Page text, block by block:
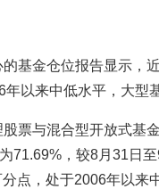
基金仓位报告显示，
以来中低水平，大型
票与混合型开放式基
71.69%，较8月31日
点，处于2006年以来